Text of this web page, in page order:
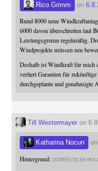
Rico Grimm on
Rund 8000 neue
6000 davon überschreiten laut
Leistungsgrenze regelmäßig.
Windprojekte müssen neu
Deshalb ist Windkraft für mich
verliert Garantien für
durchgeplante und genehmigte
Till Westermayeron
Katharina Nocun on
Hintergrund: ZDFHEUTE.DE/